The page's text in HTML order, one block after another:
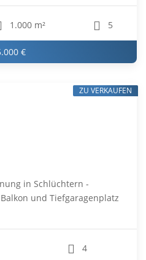
1.000 m² 5
€
in Schlüchtern -
und Tiefgaragenplatz
4
ZU VERKAUFEN